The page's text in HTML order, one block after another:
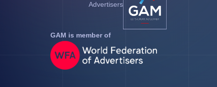
Advertisers
GAM is member of